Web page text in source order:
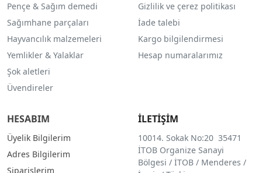
Pençe & Sağım demedi
Sağımhane parçaları
Hayvancılık malzemeleri
Yemlikler & Yalaklar
Şok aletleri
Üvendireler
Gizlilik ve çerez politikası
İade talebi
Kargo bilgilendirmesi
Hesap numaralarımız
HESABIM
Üyelik Bilgilerim
Adres Bilgilerim
Siparişlerim
İLETİŞİM
10014. Sokak No:20 35471
İTOB Organize Sanayi
Bölgesi / İTOB / Menderes /